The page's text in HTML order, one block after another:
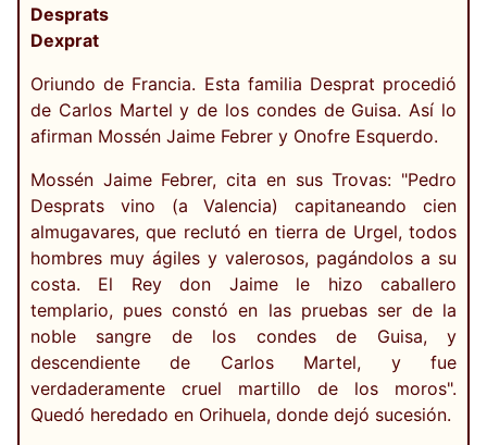
Desprats
Dexprat
Oriundo de Francia. Esta familia Desprat procedió
de Carlos Martel y de los condes de Guisa. Así lo
afirman Mossén Jaime Febrer y Onofre Esquerdo.
Mossén Jaime Febrer, cita en sus Trovas: "Pedro
Desprats vino (a Valencia) capitaneando cien
almugavares, que reclutó en tierra de Urgel, todos
hombres muy ágiles y valerosos, pagándolos a su
costa. El Rey don Jaime le hizo caballero
templario, pues constó en las pruebas ser de la
noble sangre de los condes de Guisa, y
descendiente de Carlos Martel, y fue
verdaderamente cruel martillo de los moros".
Quedó heredado en Orihuela, donde dejó sucesión.